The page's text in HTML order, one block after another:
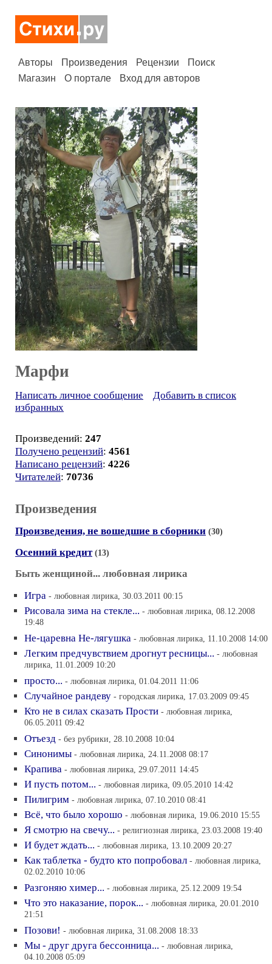
Авторы Произведения Рецензии
Поиск
Магазин
О портале Вход для авторов
Марфи
Написать личное сообщение
Добавить в список
избранных
Произведений: 247
Получено рецензий: 4561
Написано рецензий: 4226
Читателей: 70736
Произведения
Произведения, не вошедшие в сборники (30)
Осенний кредит (13)
Быть женщиной... любовная лирика
Игра - любовная лирика, 30.03.2011 00:15
Рисовала зима на стекле... - любовная лирика, 08.12.2008
19:48
Не-царевна Не-лягушка - любовная лирика, 11.10.2008 14:00
Легким предчувствием дрогнут ресницы... - любовная
лирика, 11.01.2009 10:20
просто... - любовная лирика, 01.04.2011 11:06
Случайное рандеву - городская лирика, 17.03.2009 09:45
Кто не в силах сказать Прости - любовная лирика,
06.05.2011 09:42
Отъезд - без рубрики, 28.10.2008 10:04
Синонимы - любовная лирика, 24.11.2008 08:17
Крапива - любовная лирика, 29.07.2011 14:45
И пусть потом... - любовная лирика, 09.05.2010 14:42
Пилигрим - любовная лирика, 07.10.2010 08:41
Всё, что было хорошо - любовная лирика, 19.06.2010 15:55
Я смотрю на свечу... - религиозная лирика, 23.03.2008 19:40
И будет ждать... - любовная лирика, 13.10.2009 20:27
Как таблетка - будто кто попробовал - любовная лирика,
02.02.2010 10:06
Разгоняю химер... - любовная лирика, 25.12.2009 19:54
Что это наказание, порок... - любовная лирика, 20.01.2010
21:51
Позови! - любовная лирика, 31.08.2008 18:33
Мы - друг друга бессонница... - любовная лирика,
04.10.2008 05:09